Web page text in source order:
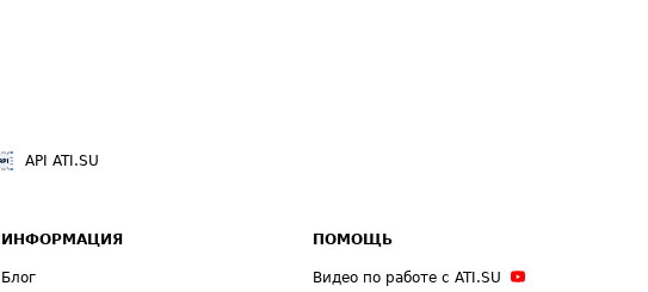
API ATI.SU
ИНФОРМАЦИЯ
Блог
ПОМОЩЬ
Видео по работе с ATI.SU